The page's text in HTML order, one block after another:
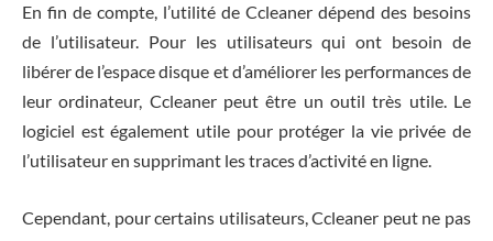
En fin de compte, l’utilité de Ccleaner dépend des besoins
de l’utilisateur. Pour les utilisateurs qui ont besoin de
libérer de l’espace disque et d’améliorer les performances de
leur ordinateur, Ccleaner peut être un outil très utile. Le
logiciel est également utile pour protéger la vie privée de
l’utilisateur en supprimant les traces d’activité en ligne.
Cependant, pour certains utilisateurs, Ccleaner peut ne pas